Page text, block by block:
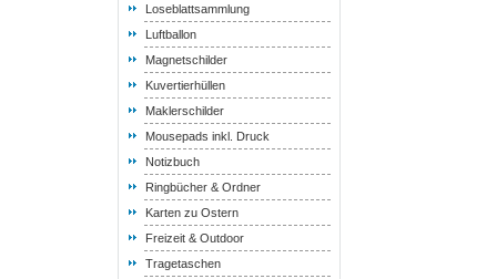
Loseblattsammlung
Luftballon
Magnetschilder
Kuvertierhüllen
Maklerschilder
Mousepads inkl. Druck
Notizbuch
Ringbücher & Ordner
Karten zu Ostern
Freizeit & Outdoor
Tragetaschen